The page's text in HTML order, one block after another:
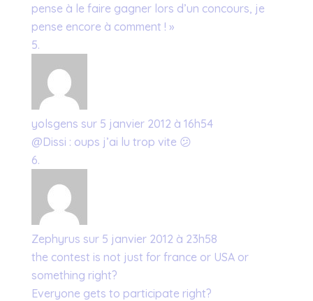
pense à le faire gagner lors d’un concours, je
pense encore à comment ! »
yolsgens sur 5 janvier 2012 à 16h54
@Dissi : oups j’ai lu trop vite 😕
Zephyrus sur 5 janvier 2012 à 23h58
the contest is not just for france or USA or
something right?
Everyone gets to participate right?